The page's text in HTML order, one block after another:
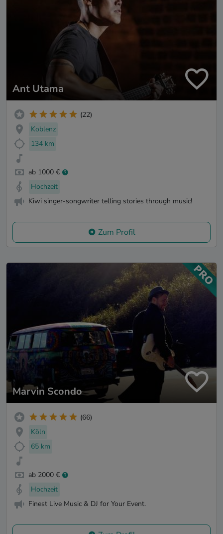
Ant Utama
(22)
Koblenz
134 km
ab 1000 €
Hochzeit
Kiwi singer-songwriter telling stories through music!
Zum Profil
Marvin Scondo
(66)
Köln
65 km
ab 2000 €
Hochzeit
Finest Live Music & DJ for Your Event.